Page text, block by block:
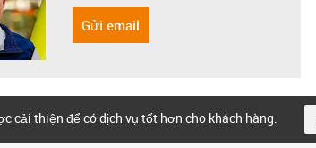
Gửi email
cải thiện để có dịch vụ tốt hơn cho khách hàng.